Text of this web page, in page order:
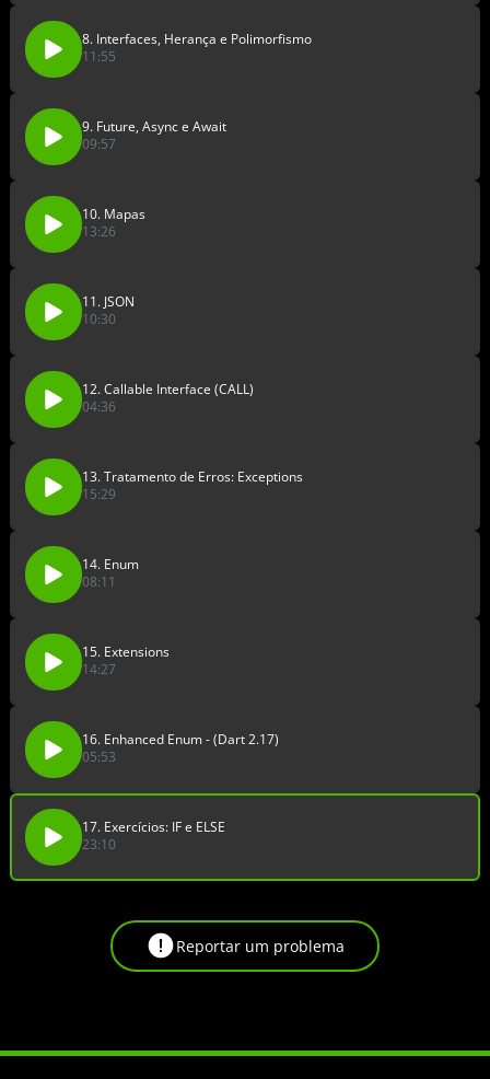
8. Interfaces, Herança e Polimorfismo
11:55
9. Future, Async e Await
09:57
10. Mapas
13:26
11. JSON
10:30
12. Callable Interface (CALL)
04:36
13. Tratamento de Erros: Exceptions
15:29
14. Enum
08:11
15. Extensions
14:27
16. Enhanced Enum - (Dart 2.17)
05:53
17. Exercícios: IF e ELSE
23:10
Reportar um problema